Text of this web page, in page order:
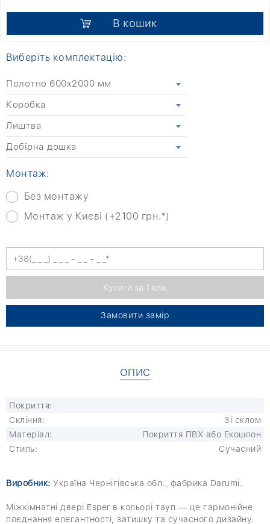
В кошик
Виберіть комплектацію:
Полотно 600x2000 мм
Коробка
Лиштва
Добірна дошка
Монтаж:
Без монтажу
Монтаж у Києві (+2100 грн.*)
Замовити замір
ОПИС
Покриття:
Скління:
Зі склом
Матеріал:
Покриття ПВХ або Екошпон
Стиль:
Сучасний
Виробник: Україна Чернігівська обл., фабрика Darumi.
Міжкімнатні двері Esper в кольорі тауп — це гармонійне
поєднання елегантності, затишку та сучасного дизайну.